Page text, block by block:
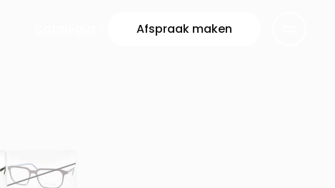
Afspraak maken